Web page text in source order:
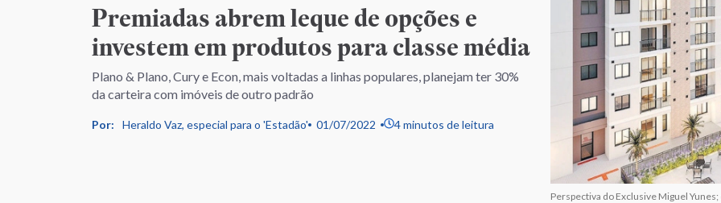
Premiadas abrem leque de opções e
investem em produtos para classe média
Plano & Plano, Cury e Econ, mais voltadas a linhas populares, planejam ter 30%
da carteira com imóveis de outro padrão
Por: Heraldo Vaz, especial para o 'Estadão' 01/07/2022 4 minutos de leitura
Perspectiva do Exclusive Miguel